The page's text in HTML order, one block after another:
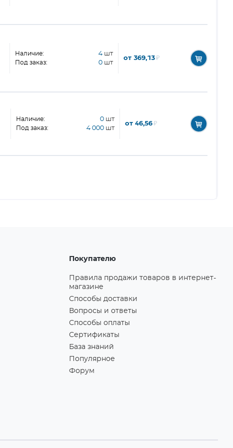
Наличие: 4 шт
Под заказ: 0 шт
от 369,13₽
Наличие: 0 шт
Под заказ: 4 000 шт
от 46,56₽
Покупателю
Правила продажи товаров в интернет-
магазине
Способы доставки
Вопросы и ответы
Способы оплаты
Сертификаты
База знаний
Популярное
Форум